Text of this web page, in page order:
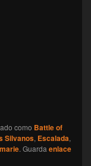
como Battle of
Silvanos, Escalada,
. Guarda enlace